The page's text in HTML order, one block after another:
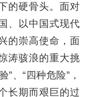
的硬骨头。面对
、以中国式现代
的崇高使命，面
涛骇浪的重大挑
、“四种危险”，
长期而艰巨的过